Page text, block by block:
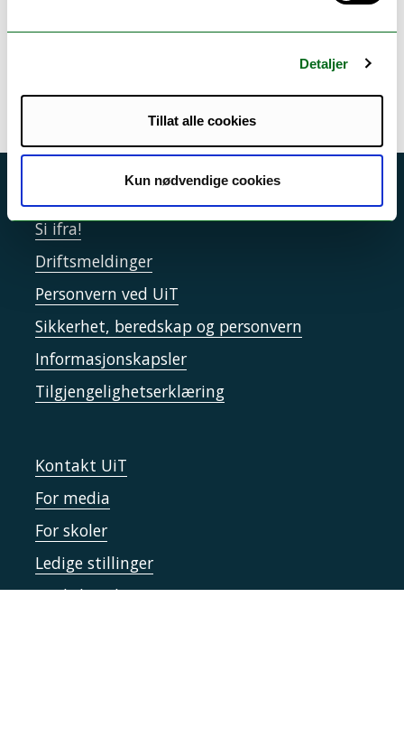
Detaljer
Tillat alle cookies
Kun nødvendige cookies
Si ifra!
Driftsmeldinger
Personvern ved UiT
Sikkerhet, beredskap og personvern
Informasjonskapsler
Tilgjengelighetserklæring
Kontakt UiT
For media
For skoler
Ledige stillinger
English website